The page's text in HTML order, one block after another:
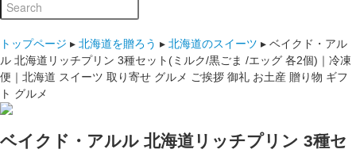
トップページ ▸ 北海道を贈ろう ▸ 北海道のスイーツ ▸ ベイクド・アル
ル 北海道リッチプリン 3種セット(ミルク/黒ごま /エッグ 各2個)｜冷凍
便｜北海道 スイーツ 取り寄せ グルメ ご挨拶 御礼 お土産 贈り物 ギフ
ト グルメ
ベイクド・アルル 北海道リッチプリン 3種セ